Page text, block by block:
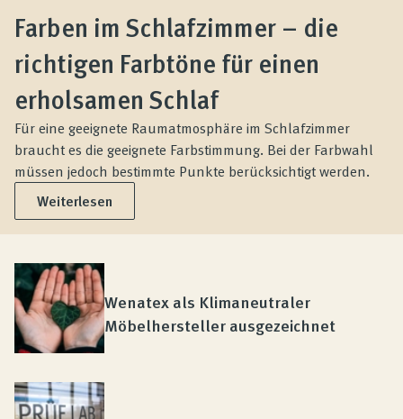
Farben im Schlafzimmer – die
richtigen Farbtöne für einen
erholsamen Schlaf
Für eine geeignete Raumatmosphäre im Schlafzimmer
braucht es die geeignete Farbstimmung. Bei der Farbwahl
müssen jedoch bestimmte Punkte berücksichtigt werden.
Weiterlesen
Wenatex als Klimaneutraler
Möbelhersteller ausgezeichnet